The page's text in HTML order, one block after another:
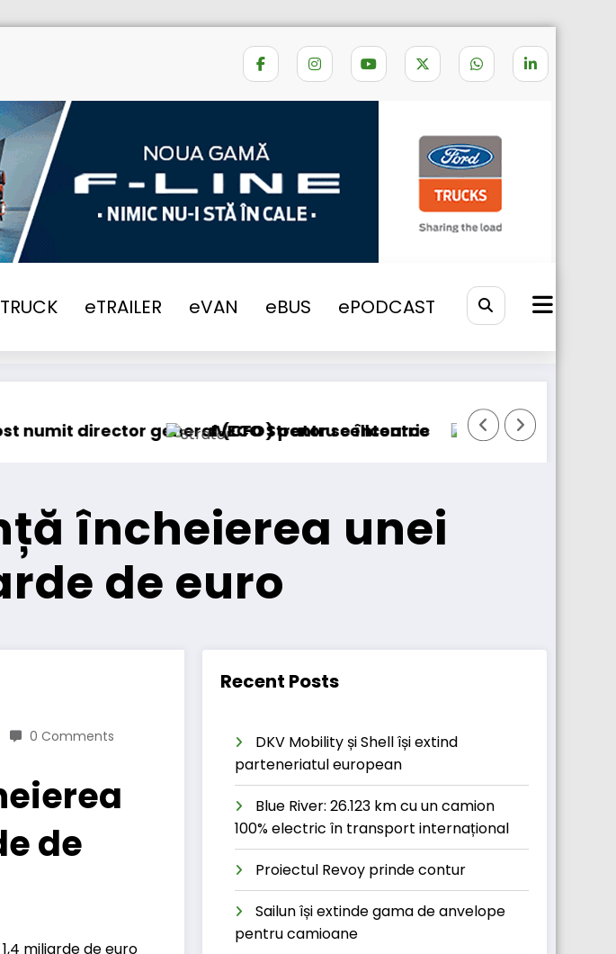
eTRAILER eVAN eBUS ePODCAST
anunță încheierea unei refinanțări de 1,4 miliarde de euro
pentru cellcentric
Strator se întoarce BursaTransport/123cargo introduce o
încheierea unei
de euro
0 Comments
de
Recent Posts
DKV Mobility și Shell își extind
parteneriatul european
Blue River: 26.123 km cu un camion
100% electric în transport internațional
Proiectul Revoy prinde contur
Sailun își extinde gama de anvelope
pentru camioane